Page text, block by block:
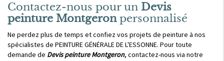
Contactez-nous pour un Devis
peinture Montgeronpersonnalisé
Ne perdez plus de temps et confiez vos projets de peinture à nos
spécialistes de PEINTURE GÉNÉRALE DE L'ESSONNE. Pour toute
demande de Devis peinture Montgeron, contactez-nous via notre